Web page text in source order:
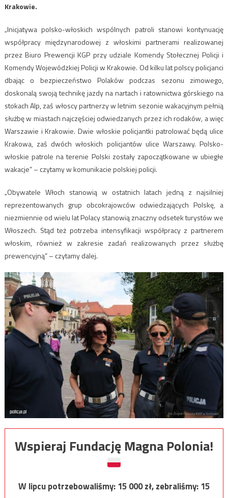
Krakowie.
„Inicjatywa polsko-włoskich wspólnych patroli stanowi kontynuację
współpracy międzynarodowej z włoskimi partnerami realizowanej
przez Biuro Prewencji KGP przy udziale Komendy Stołecznej Policji i
Komendy Wojewódzkiej Policji w Krakowie. Od kilku lat polscy policjanci
dbając o bezpieczeństwo Polaków podczas sezonu zimowego,
doskonalą swoją technikę jazdy na nartach i ratownictwa górskiego na
stokach Alp, zaś włoscy partnerzy w letnim sezonie wakacyjnym pełnią
służbę w miastach najczęściej odwiedzanych przez ich rodaków, a więc
Warszawie i Krakowie. Dwie włoskie policjantki patrolować będą ulice
Krakowa, zaś dwóch włoskich policjantów ulice Warszawy. Polsko-
włoskie patrole na terenie Polski zostały zapoczątkowane w ubiegłe
wakacje” – czytamy w komunikacie polskiej policji.
„Obywatele Włoch stanowią w ostatnich latach jedną z najsilniej
reprezentowanych grup obcokrajowców odwiedzających Polskę, a
niezmiennie od wielu lat Polacy stanowią znaczny odsetek turystów we
Włoszech. Stąd też potrzeba intensyfikacji współpracy z partnerem
włoskim, również w zakresie zadań realizowanych przez służbę
prewencyjną” – czytamy dalej.
Wspieraj Fundację Magna Polonia!
W lipcu potrzebowaliśmy:15 000zł, zebraliśmy:15